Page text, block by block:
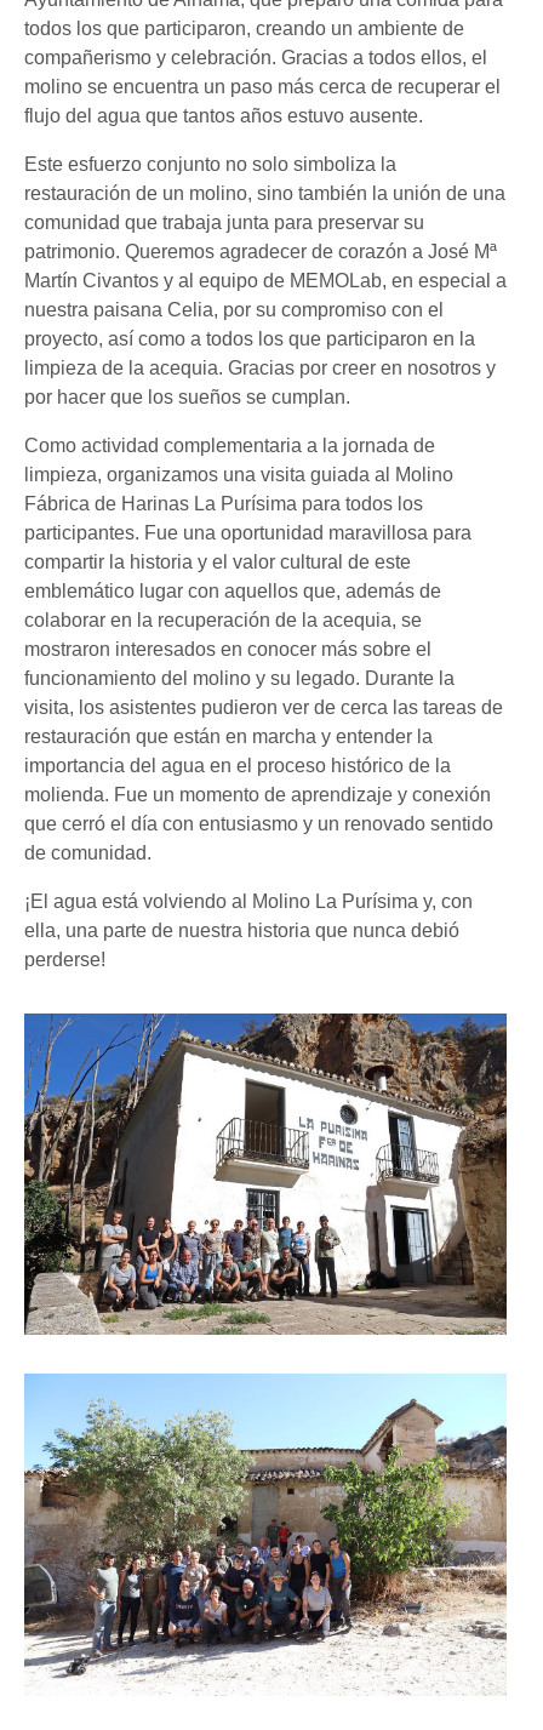
todos los que participaron, creando un ambiente de
compañerismo y celebración. Gracias a todos ellos, el
molino se encuentra un paso más cerca de recuperar el
flujo del agua que tantos años estuvo ausente.
Este esfuerzo conjunto no solo simboliza la
restauración de un molino, sino también la unión de una
comunidad que trabaja junta para preservar su
patrimonio. Queremos agradecer de corazón a José Mª
Martín Civantos y al equipo de MEMOLab, en especial a
nuestra paisana Celia, por su compromiso con el
proyecto, así como a todos los que participaron en la
limpieza de la acequia. Gracias por creer en nosotros y
por hacer que los sueños se cumplan.
Como actividad complementaria a la jornada de
limpieza, organizamos una visita guiada al Molino
Fábrica de Harinas La Purísima para todos los
participantes. Fue una oportunidad maravillosa para
compartir la historia y el valor cultural de este
emblemático lugar con aquellos que, además de
colaborar en la recuperación de la acequia, se
mostraron interesados en conocer más sobre el
funcionamiento del molino y su legado. Durante la
visita, los asistentes pudieron ver de cerca las tareas de
restauración que están en marcha y entender la
importancia del agua en el proceso histórico de la
molienda. Fue un momento de aprendizaje y conexión
que cerró el día con entusiasmo y un renovado sentido
de comunidad.
¡El agua está volviendo al Molino La Purísima y, con
ella, una parte de nuestra historia que nunca debió
perderse!